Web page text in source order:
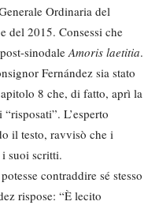
Ordinaria del
del 2015. Consessi che
sinodaleAmoris laetitia.
Fernández sia stato
8 che, di fatto, aprì la
L’esperto
il testo, ravvisò che i
i suoi scritti.
contraddire sé stesso
rispose: “È lecito